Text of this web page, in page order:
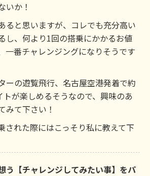
いか！
ると思いますが、コレでも充分高い
し、何より1回の搭乗にかかるお値
一番チャレンジングになりそうです
ーの遊覧飛行、名古屋空港発着で約
が楽しめるそうなので、興味のあ
みて下さい！
された際にはこっそり私に教えて下
う【チャレンジしてみたい事】をパ